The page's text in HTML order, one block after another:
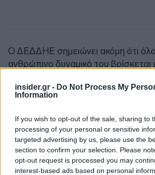
insider.gr - Do Not Process My
Information
If you wish to opt-out of the sale, sharing to
processing of your personal or sensitive
targeted advertising by us, please use the
section to confirm your selection. Please
opt-out request is processed you may
interest-based ads based on personal
Ο ΔΕΔΔΗΕ σημειώνει ακόμη ότι
ανθρώπινο δυναμικό του βρίσκεται
την όσο το δυνατόν ταχύτερη
ζημιών που έχουν προκληθεί στο
πυρετωδώς κάτω από ιδιαίτερα
συνθήκες για την αποκατάσταση
Ακολουθήστε τοinsider.gr στο Google
πρώτοι όλες τις ειδήσειςαπό την Ελλάδα